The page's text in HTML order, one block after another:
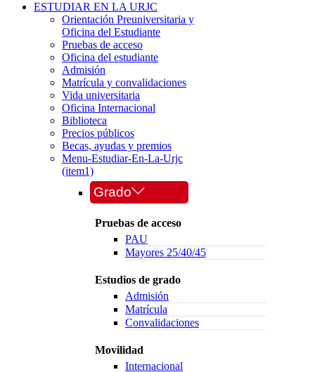
ESTUDIAR EN LA URJC
Orientación Preuniversitaria y
Oficina del Estudiante
Pruebas de acceso
Oficina del estudiante
Admisión
Matrícula y convalidaciones
Vida universitaria
Oficina Internacional
Biblioteca
Precios públicos
Becas, ayudas y premios
Menu-Estudiar-En-La-Urjc
(item1)
Grado
Pruebas de acceso
PAU
Mayores 25/40/45
Estudios de grado
Admisión
Matrícula
Convalidaciones
Movilidad
Internacional